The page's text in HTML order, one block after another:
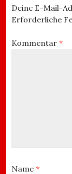
Deine E-Mail-
Erforderliche
Kommentar *
Name *